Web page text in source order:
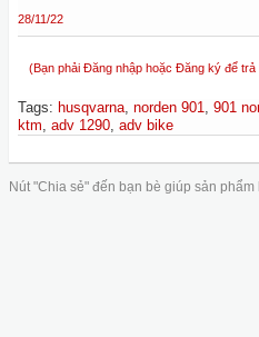
28/11/22
(Bạn phải Đăng nhập hoặc Đăng ký để trả
Tags: husqvarna, norden 901, 901
ktm, adv 1290, adv bike
Nút "Chia sẻ" đến bạn bè giúp sản